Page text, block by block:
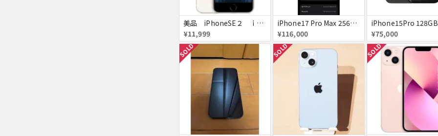
美品 iPhoneSE２ ｉＯＳ１８
¥11,999
iPhone17 Pro Max 256GB 画面割れ
¥116,000
¥75,000
SOLD SOLD SOLD